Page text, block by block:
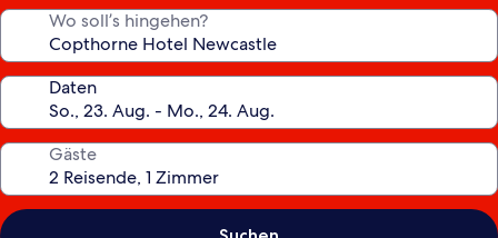
Wo soll’s hingehen?
Daten
Gäste